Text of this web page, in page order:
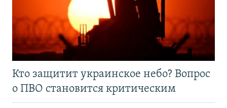
Кто защитит украинское небо? Вопрос
о ПВО становится критическим